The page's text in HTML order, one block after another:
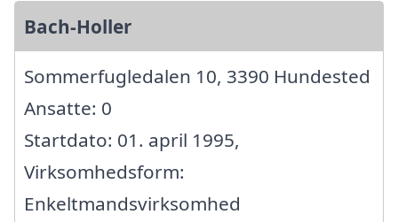
Bach-Holler
Sommerfugledalen 10, 3390 Hundested
Ansatte: 0
Startdato: 01. april 1995,
Virksomhedsform:
Enkeltmandsvirksomhed